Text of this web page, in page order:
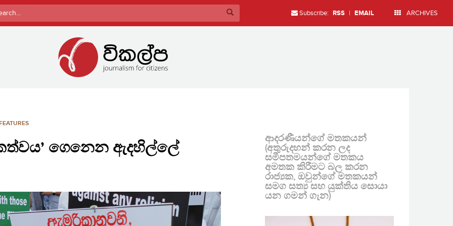
Subscribe: RSS | EMAIL ARCHIVES
ගෙනෙන ඇදහිල්ලේ
ආදරණීයන්ගේ මතකයන්
(අතුරුදහන් කරන ලද
සමීපතමයන්ගේ මතකය
අමතක කිරීමට බල කරන
රාජ්‍යක, ඔවුන්ගේ මතකයන්
සමග සත්‍ය සහ යුක්තිය සොයා
යන ගමන් ගැන)